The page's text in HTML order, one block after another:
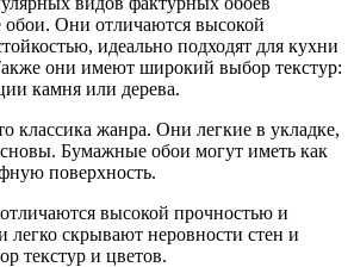
Они отличаются высокой
идеально подходят для кухни
они имеют широкий выбор текстур:
камня или дерева.
классика жанра. Они легкие в укладке,
Бумажные обои могут иметь как
поверхность.
высокой прочностью и
легко скрывают неровности стен и
текстур и цветов.